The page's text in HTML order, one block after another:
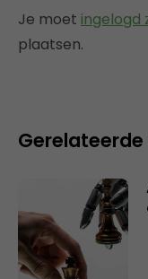
Je moet ingelogd
plaatsen.